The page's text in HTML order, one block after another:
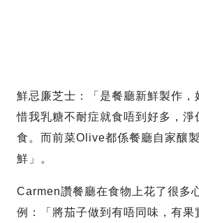
鮮忌廉芝士：「是餐廳新鮮製作，
惜我乳糖不耐症就食唔到好多，淨
食。而前菜Olive都係餐廳自家釀
鮮」。
Carmen讚餐廳在食物上花了很多
例：「將茄子做到有唔同味，有果